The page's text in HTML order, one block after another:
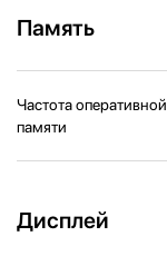
Память
Частота оперативной
памяти
Дисплей